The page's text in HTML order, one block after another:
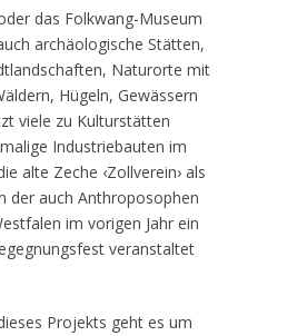
das Folkwang-Museum
archäologische Stätten,
Naturorte mit
Hügeln, Gewässern
viele zu Kulturstätten
Industriebauten im
alte Zeche ‹Zollverein› als
der auch Anthroposophen
im vorigen Jahr ein
veranstaltet
Projekts geht es um